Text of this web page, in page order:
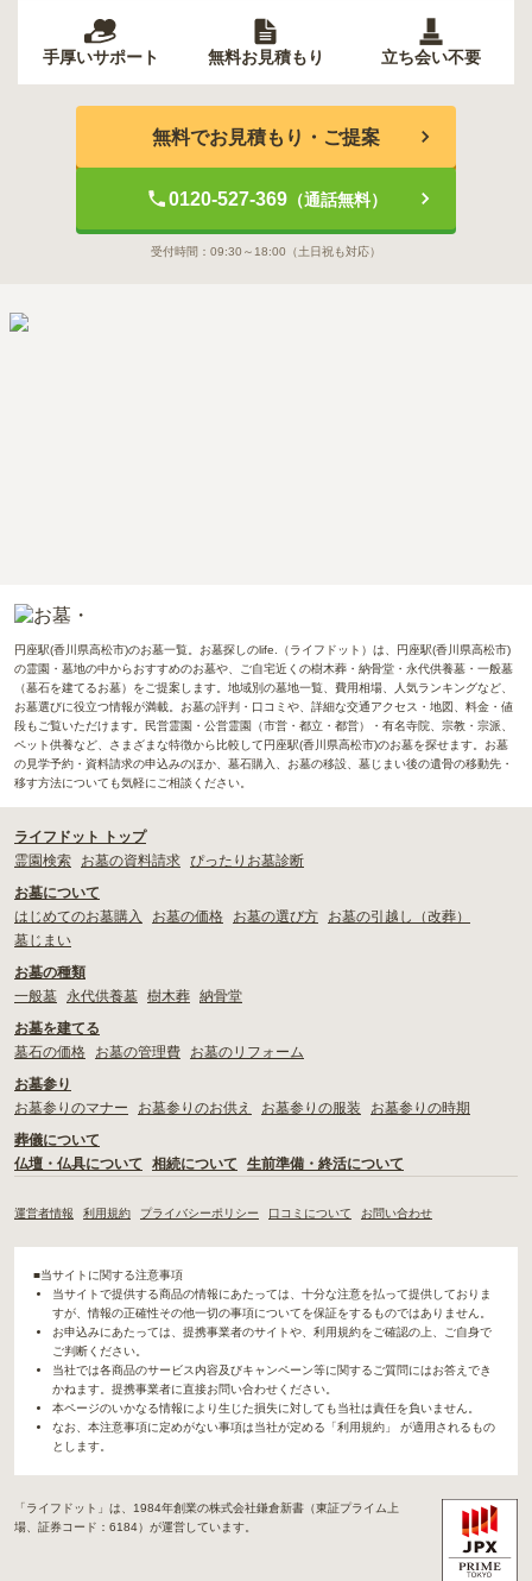
手厚いサポート 無料お見積もり 立ち会い不要
無料でお見積もり・ご提案
0120-527-369（通話無料）
受付時間： 09:30～18:00 （土日祝も対応）
円座駅(香川県高松市)のお墓一覧。お墓探しのlife.（ライフドット）は、円座駅(香川県高松市)
の霊園・墓地の中からおすすめのお墓や、ご自宅近くの樹木葬・納骨堂・永代供養墓・一般墓
（墓石を建てるお墓）をご提案します。地域別の墓地一覧、費用相場、人気ランキングなど、
お墓選びに役立つ情報が満載。お墓の評判・口コミや、詳細な交通アクセス・地図、料金・値
段もご覧いただけます。民営霊園・公営霊園（市営・都立・都営）・有名寺院、宗教・宗派、
ペット供養など、さまざまな特徴から比較して円座駅(香川県高松市)のお墓を探せます。お墓
の見学予約・資料請求の申込みのほか、墓石購入、お墓の移設、墓じまい後の遺骨の移動先・
移す方法についても気軽にご相談ください。
ライフドット トップ
霊園検索
お墓の資料請求 ぴったりお墓診断
お墓について
はじめてのお墓購入
お墓の価格 お墓の選び方
お墓の引越し（改葬）
墓じまい
お墓の種類
一般墓
永代供養墓 樹木葬 納骨堂
お墓を建てる
墓石の価格
お墓の管理費
お墓のリフォーム
お墓参り
お墓参りのマナー
お墓参りのお供え お墓参りの服装
お墓参りの時期
葬儀について
仏壇・仏具について
相続について 生前準備・終活について
運営者情報 利用規約 プライバシーポリシー 口コミについて お問い合わせ
■当サイトに関する注意事項
当サイトで提供する商品の情報にあたっては、十分な注意を払って提供しておりま
すが、情報の正確性その他一切の事項についてを保証をするものではありません。
お申込みにあたっては、提携事業者のサイトや、利用規約をご確認の上、ご自身で
ご判断ください。
当社では各商品のサービス内容及びキャンペーン等に関するご質問にはお答えでき
かねます。提携事業者に直接お問い合わせください。
本ページのいかなる情報により生じた損失に対しても当社は責任を負いません。
なお、本注意事項に定めがない事項は当社が定める「利用規約」 が適用されるもの
とします。
「ライフドット」は、1984年創業の株式会社鎌倉新書（東証プライム上
場、証券コード：6184）が運営しています。